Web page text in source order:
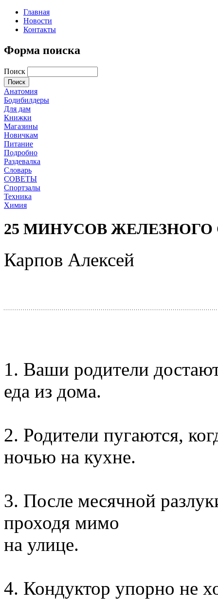
Главная
Новости
Контакты
Форма поиска
Поиск
Анатомия
Бодибилдеры
Для дам
Книжки
Магазины
Новичкам
Питание
Подробно
Раздевалка
Словарь
СОВЕТЫ
Спортзалы
Техника
Химия
25 МИНУСОВ ЖЕЛЕЗНОГО
Карпов Алексей
1. Ваши родители
еда из дома.
2. Родители пугаются,
ночью на кухне.
3. После месячной
проходя мимо
на улице.
4. Кондуктор упорно не